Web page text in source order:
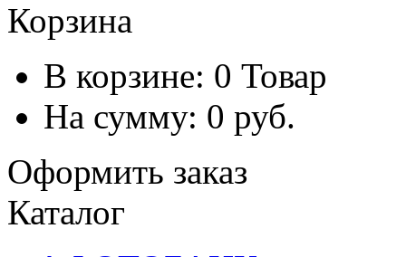
Корзина
В корзине: 0 Товар
На сумму: 0 руб.
Оформить заказ
Каталог